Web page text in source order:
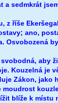
a sedmkrát
z říše
ano,
Osvobozená
aby
Kouzelná je
Zákon, jako
blíže k místu